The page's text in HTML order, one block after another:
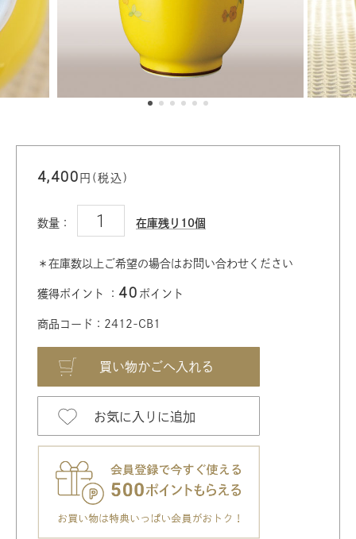
4,400 円(税込)
数量： 在庫残り10個
＊在庫数以上ご希望の場合はお問い合わせください
獲得ポイント ： 40 ポイント
商品コード：2412-CB1
お気に入りに追加